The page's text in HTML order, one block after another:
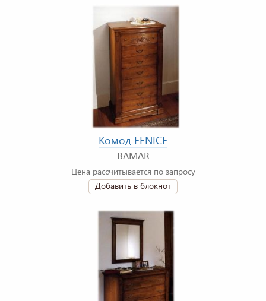
Комод FENICE
BAMAR
Цена рассчитывается по запросу
Добавить в блокнот